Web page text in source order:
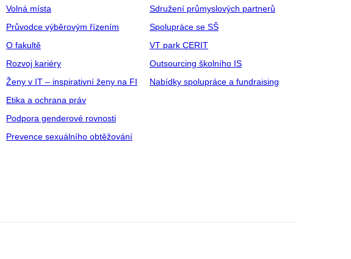
Volná místa
Průvodce výběrovým řízením
O fakultě
Rozvoj kariéry
Ženy v IT – inspirativní ženy na FI
Etika a ochrana práv
Podpora genderové rovnosti
Prevence sexuálního obtěžování
Sdružení průmyslových partnerů
Spolupráce se SŠ
VT park CERIT
Outsourcing školního IS
Nabídky spolupráce a fundraising